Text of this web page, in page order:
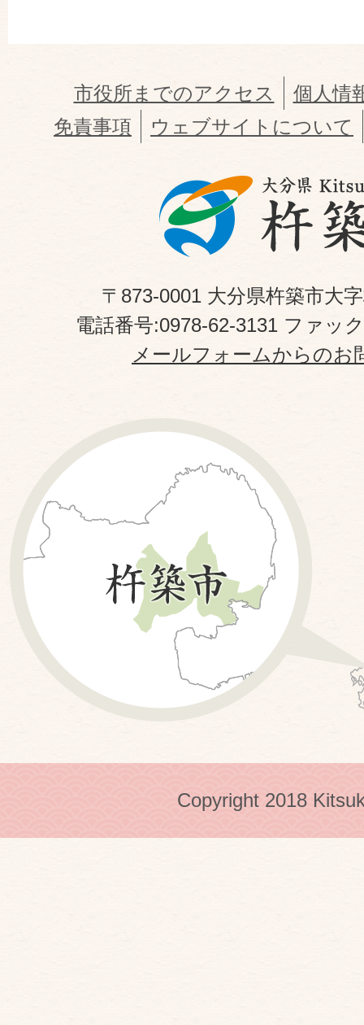
市役所までのアクセス
個人情
免責事項
ウェブサイトについて
〒873-0001 大分県杵築市大
電話番号:0978-62-3131 ファッ
メールフォームからのお
Copyright 2018